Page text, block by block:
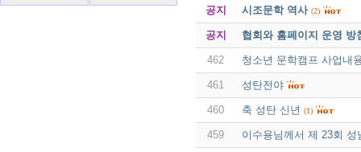
공지 시조문학 역사 (2)
공지 협회와 홈페이지 운영 방
462 청소년 문학캠프 사업내
461 성탄전야
460 축 성탄 신년 (1)
459 이수용님께서 제 23회 성